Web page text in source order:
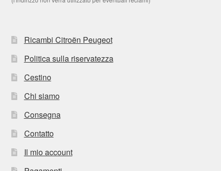
Ricambi Citroën Peugeot
Politica sulla riservatezza
Cestino
Chi siamo
Consegna
Contatto
Il mio account